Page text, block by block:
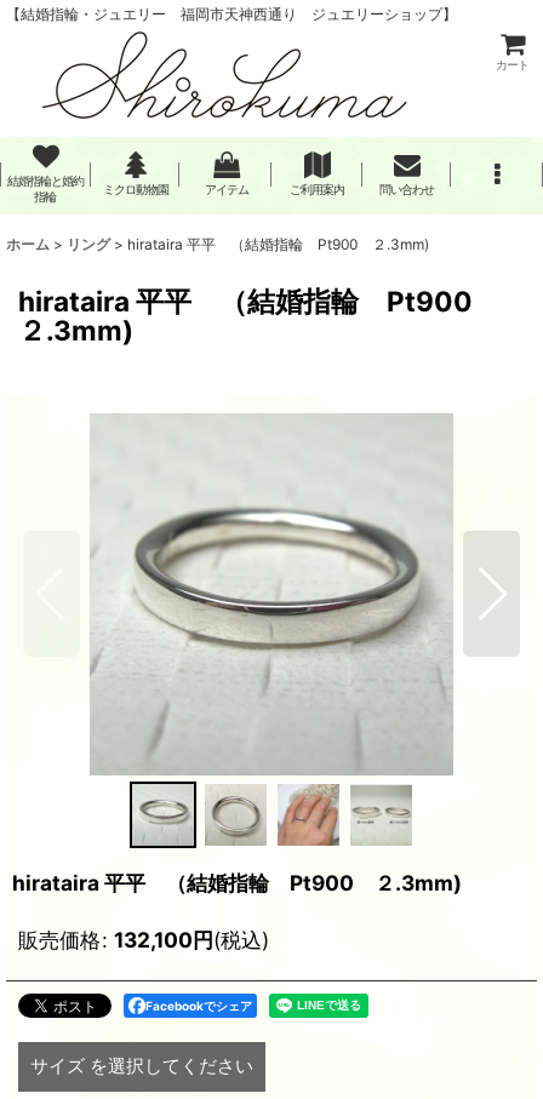
【結婚指輪・ジュエリー 福岡市天神西通り ジュエリーショップ】
カート
結婚指輪と婚約
指輪
ミクロ動物園 アイテム ご利用案内 問い合わせ
ホーム > リング > hirataira 平平 （結婚指輪 Pt900 ２.3mm)
hirataira 平平 （結婚指輪 Pt900
２.3mm)
hirataira 平平 （結婚指輪 Pt900 ２.3mm)
販売価格: 132,100円(税込)
Facebookでシェア
サイズ を選択してください